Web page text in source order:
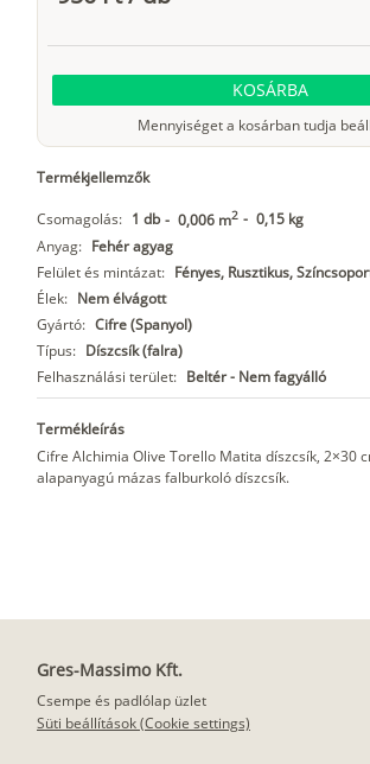
KOSÁRBA
Mennyiséget a kosárban tudja
Termékjellemzők
Csomagolás: 1 db - 0,006 m2 - 0,15 kg
Anyag: Fehér agyag
Felület és mintázat: Fényes, Rusztikus,
Élek: Nem élvágott
Gyártó: Cifre (Spanyol)
Típus: Díszcsík (falra)
Felhasználási terület: Beltér - Nem fagyálló
Termékleírás
Cifre Alchimia Olive Torello Matita díszcsík, 2×30
alapanyagú mázas falburkoló díszcsík.
Gres-Massimo Kft.
Csempe és padlólap üzlet
Süti beállítások (Cookie settings)